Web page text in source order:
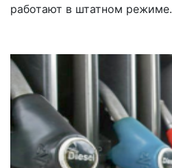
работают в штатном режиме.